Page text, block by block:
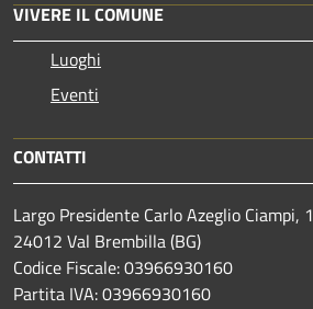
VIVERE IL COMUNE
Luoghi
Eventi
CONTATTI
Largo Presidente Carlo Azeglio Ciampi, 1
24012 Val Brembilla (BG)
Codice Fiscale: 03966930160
Partita IVA: 03966930160